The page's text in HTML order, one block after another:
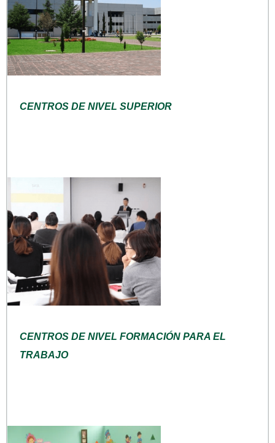
CENTROS DE NIVEL SUPERIOR
CENTROS DE NIVEL FORMACIÓN PARA EL
TRABAJO